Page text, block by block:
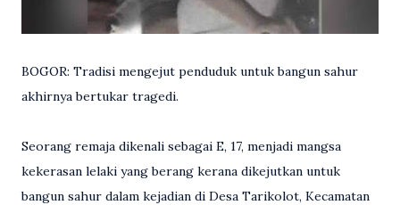
BOGOR: Tradisi mengejut penduduk untuk bangun sahur
akhirnya bertukar tragedi.
Seorang remaja dikenali sebagai E, 17, menjadi mangsa
kekerasan lelaki yang berang kerana dikejutkan untuk
bangun sahur dalam kejadian di Desa Tarikolot, Kecamatan